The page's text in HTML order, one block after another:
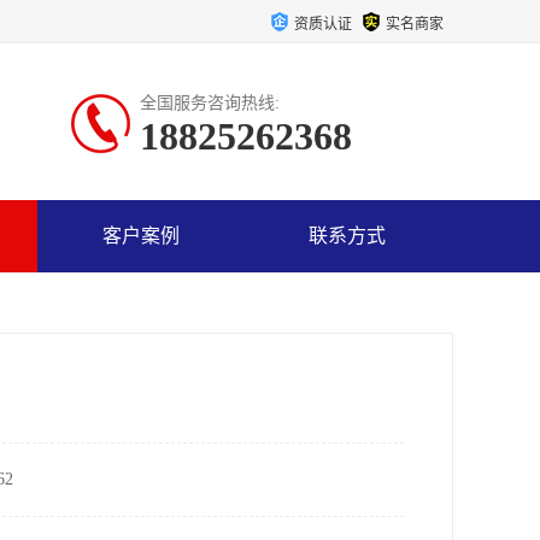
资质认证 实名商家
全国服务咨询热线:
18825262368
客户案例 联系方式